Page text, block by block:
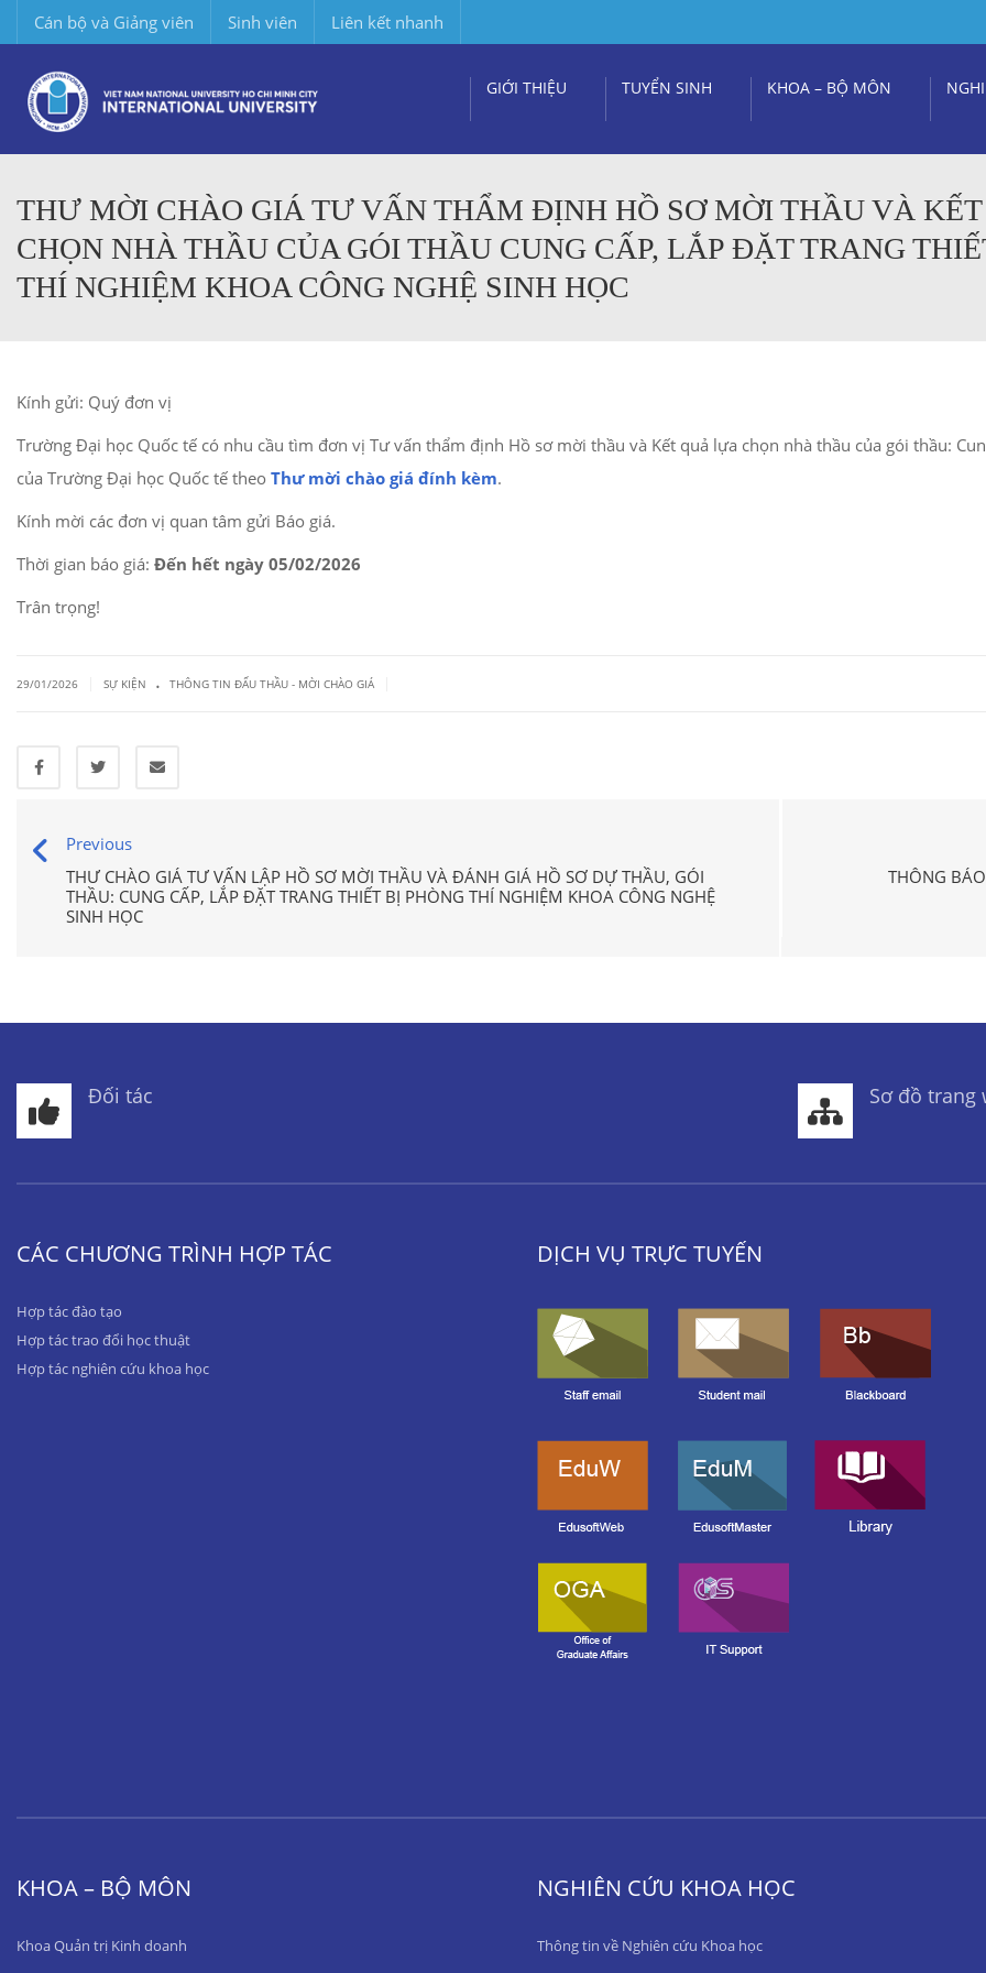
Cán bộ và Giảng viên Sinh viên Liên kết nhanh
GIỚI THIỆU TUYỂN SINH KHOA – BỘ MÔN
THƯ MỜI CHÀO GIÁ TƯ VẤN THẨM ĐỊNH HỒ SƠ MỜI THẦU VÀ
CHỌN NHÀ THẦU CỦA GÓI THẦU CUNG CẤP, LẮP ĐẶT TRANG
THÍ NGHIỆM KHOA CÔNG NGHỆ SINH HỌC
Kính gửi: Quý đơn vị
Trường Đại học Quốc tế có nhu cầu tìm đơn vị Tư vấn thẩm định Hồ sơ mời thầu và Kết quả lựa chọn nhà thầu của gói thầu:
của Trường Đại học Quốc tế theo Thư mời chào giá đính kèm.
Kính mời các đơn vị quan tâm gửi Báo giá.
Thời gian báo giá: Đến hết ngày 05/02/2026
Trân trọng!
29/01/2026 SỰ KIỆN . THÔNG TIN ĐẤU THẦU - MỜI CHÀO GIÁ
Previous
THƯ CHÀO GIÁ TƯ VẤN LẬP HỒ SƠ MỜI THẦU VÀ ĐÁNH GIÁ HỒ SƠ DỰ THẦU, GÓI
THẦU: CUNG CẤP, LẮP ĐẶT TRANG THIẾT BỊ PHÒNG THÍ NGHIỆM KHOA CÔNG NGHỆ
SINH HỌC
THÔNG
Đối tác Sơ đồ trang
CÁC CHƯƠNG TRÌNH HỢP TÁC
Hợp tác đào tạo
Hợp tác trao đổi học thuật
Hợp tác nghiên cứu khoa học
DỊCH VỤ TRỰC TUYẾN
KHOA – BỘ MÔN
Khoa Quản trị Kinh doanh
NGHIÊN CỨU KHOA HỌC
Thông tin về Nghiên cứu Khoa học